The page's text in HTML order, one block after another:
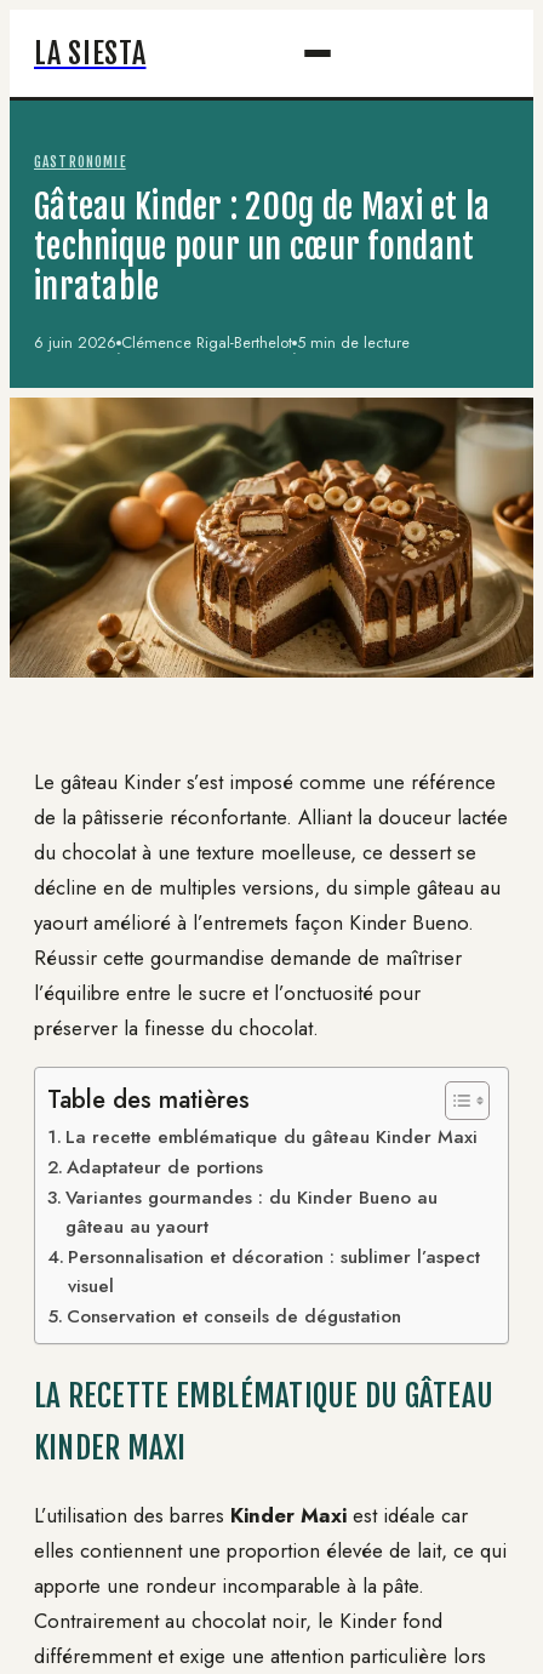
LA SIESTA
GASTRONOMIE
Gâteau Kinder : 200g de Maxi et la
technique pour un cœur fondant
inratable
6 juin 2026·Clémence Rigal-Berthelot·5 min de lecture
Le gâteau Kinder s’est imposé comme une référence
de la pâtisserie réconfortante. Alliant la douceur lactée
du chocolat à une texture moelleuse, ce dessert se
décline en de multiples versions, du simple gâteau au
yaourt amélioré à l’entremets façon Kinder Bueno.
Réussir cette gourmandise demande de maîtriser
l’équilibre entre le sucre et l’onctuosité pour
préserver la finesse du chocolat.
Table des matières
La recette emblématique du gâteau Kinder Maxi
Adaptateur de portions
Variantes gourmandes : du Kinder Bueno au
gâteau au yaourt
Personnalisation et décoration : sublimer l’aspect
visuel
Conservation et conseils de dégustation
LA RECETTE EMBLÉMATIQUE DU GÂTEAU
KINDER MAXI
L’utilisation des barres Kinder Maxi est idéale car
elles contiennent une proportion élevée de lait, ce qui
apporte une rondeur incomparable à la pâte.
Contrairement au chocolat noir, le Kinder fond
différemment et exige une attention particulière lors